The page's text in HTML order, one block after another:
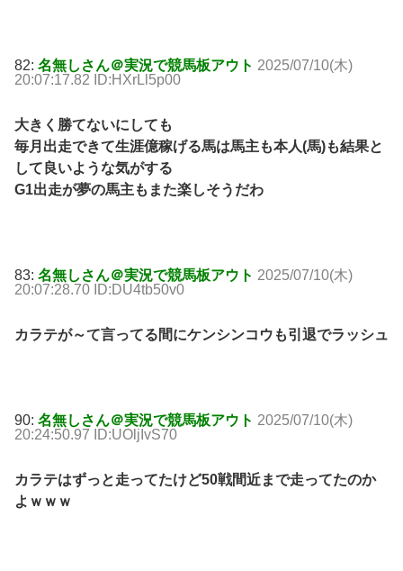
82: 名無しさん＠実況で競馬板アウト 2025/07/10(木)
20:07:17.82 ID:HXrLl5p00
大きく勝てないにしても
毎月出走できて生涯億稼げる馬は馬主も本人(馬)も結果と
して良いような気がする
G1出走が夢の馬主もまた楽しそうだわ
83: 名無しさん＠実況で競馬板アウト 2025/07/10(木)
20:07:28.70 ID:DU4tb50v0
カラテが～て言ってる間にケンシンコウも引退でラッシュ
90: 名無しさん＠実況で競馬板アウト 2025/07/10(木)
20:24:50.97 ID:UOljIvS70
カラテはずっと走ってたけど50戦間近まで走ってたのか
よｗｗｗ